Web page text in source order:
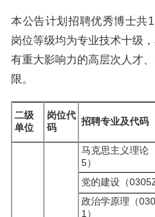
本公告计划招聘优秀博士共
岗位等级均为专业技术十级
有重大影响力的高层次人才
限。
二级
单位
岗位代
码
招聘专业及代码
马克思主义理论
5）
党的建设（
政治学原理（
1）